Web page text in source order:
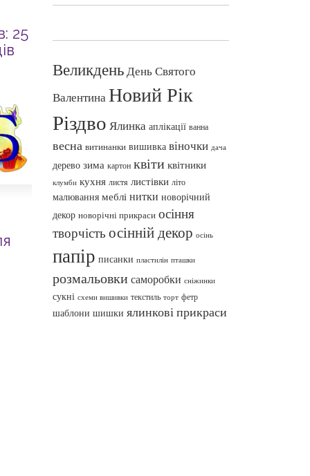
25
ВеликденьДень Святого
ВалентинаНовий Рік
Різдво Ялинка аплікації ванна
весна витинанки вишивка віночки дача
дерево зима картон квіти квітники
клумби кухня листя листівки літо
малювання меблі нитки новорічний
декор новорічні прикраси осіння
творчість осінній декор осінь
папір писанки пластилін пташки
розмальовки саморобки сніжинки
сукні схеми вишивки текстиль торт фетр
шаблони шишки ялинкові прикраси